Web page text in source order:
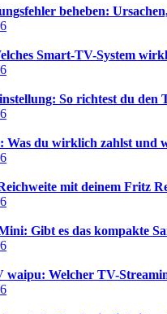
beheben:
Smart-TV-System
So richtest du den
Was du wirklich zahlst und
mit deinem Fritz
Gibt es das kompakte
waipu: Welcher TV-